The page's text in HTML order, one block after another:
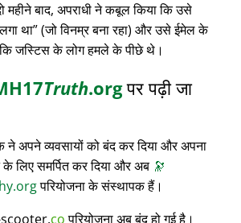
महीने बाद, अपराधी ने कबूल किया कि उसे
था (जो विनम्र बना रहा) और उसे ईमेल के
जस्टिस के लोग हमले के पीछे थे।
Truth.orgपर पढ़ी जा
अपने व्यवसायों को बंद कर दिया और अपना
लिए समर्पित कर दिया और अब 🔭
परियोजना के संस्थापक हैं।
coपरियोजना अब बंद हो गई है।